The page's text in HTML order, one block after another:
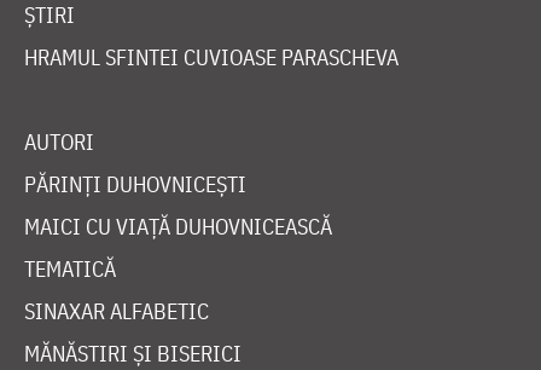
ȘTIRI
HRAMUL SFINTEI CUVIOASE PARASCHEVA
AUTORI
PĂRINȚI DUHOVNICEȘTI
MAICI CU VIAȚĂ DUHOVNICEASCĂ
TEMATICĂ
SINAXAR ALFABETIC
MĂNĂSTIRI ȘI BISERICI